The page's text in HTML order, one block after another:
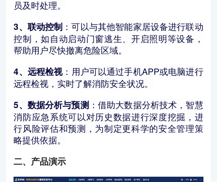
员及时处理。
3、联动控制 ：可以与其他智能家居设备进行联动
控制，如自动启动门窗逃生、开启照明等设备，
帮助用户尽快撤离危险区域。
4、远程检视 ：用户可以通过手机APP或电脑进行
远程检视，实时了解消防安全状况。
5、数据分析与预测：借助大数据分析技术，智慧
消防应急系统可以对历史数据进行深度挖掘，进
行风险评估和预测，为制定更科学的安全管理策
略提供依据。
二、产品演示